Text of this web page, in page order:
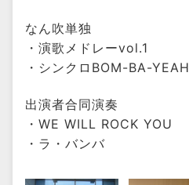
なん吹単独
・演歌メドレーvol.1
・シンクロBOM-BA-YEAH
出演者合同演奏
・WE WILL ROCK YOU
・ラ・バンバ